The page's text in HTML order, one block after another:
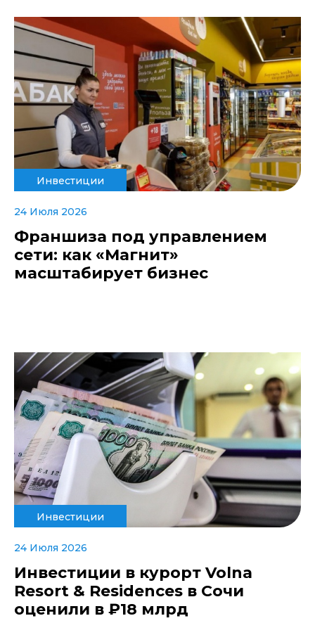
Инвестиции
24 Июля 2026
Франшиза под управлением
сети: как «Магнит»
масштабирует бизнес
Инвестиции
24 Июля 2026
Инвестиции в курорт Volna
Resort & Residences в Сочи
оценили в ₽18 млрд